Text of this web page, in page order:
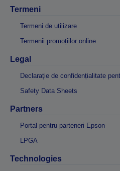
Termeni
Termeni de utilizare
Termenii promoțiilor online
Legal
Declarație de confidențialitate
Safety Data Sheets
Partners
Portal pentru parteneri Epson
LPGA
Technologies